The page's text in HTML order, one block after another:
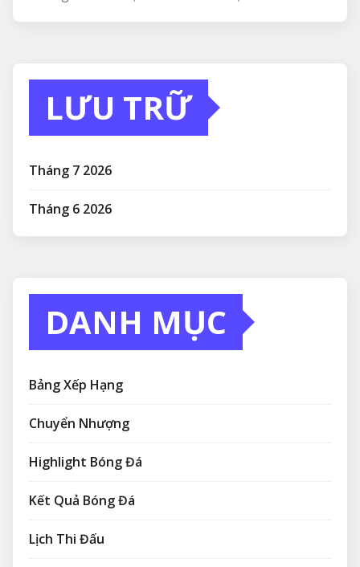
LƯU TRỮ
Tháng 7 2026
Tháng 6 2026
DANH MỤC
Bảng Xếp Hạng
Chuyển Nhượng
Highlight Bóng Đá
Kết Quả Bóng Đá
Lịch Thi Đấu